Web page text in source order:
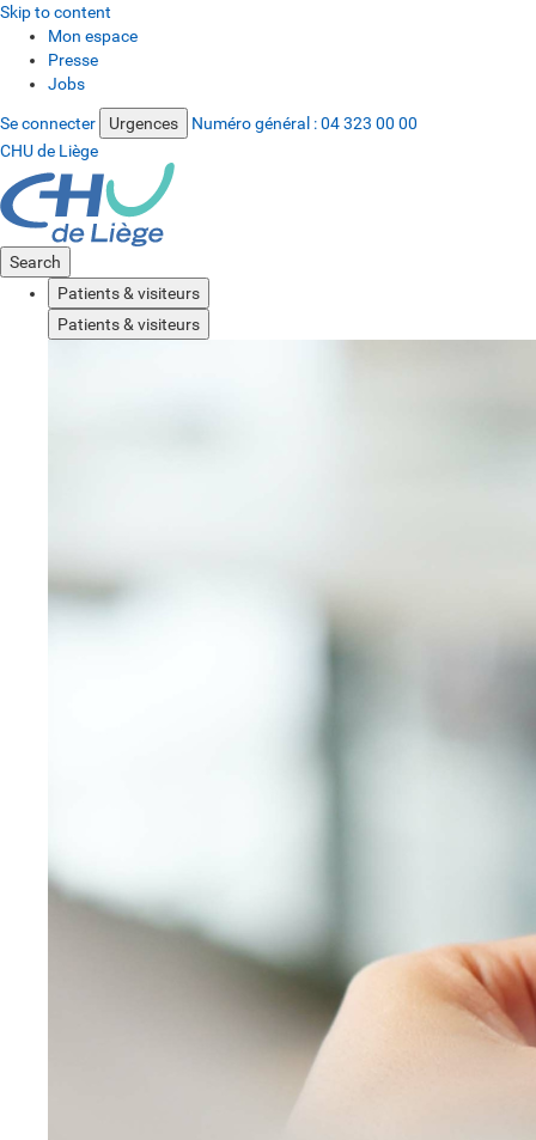
Skip to content
Mon espace
Presse
Jobs
Se connecter Urgences Numéro général :04 323 00 00
CHU de Liège
Search
Patients & visiteurs
Patients & visiteurs